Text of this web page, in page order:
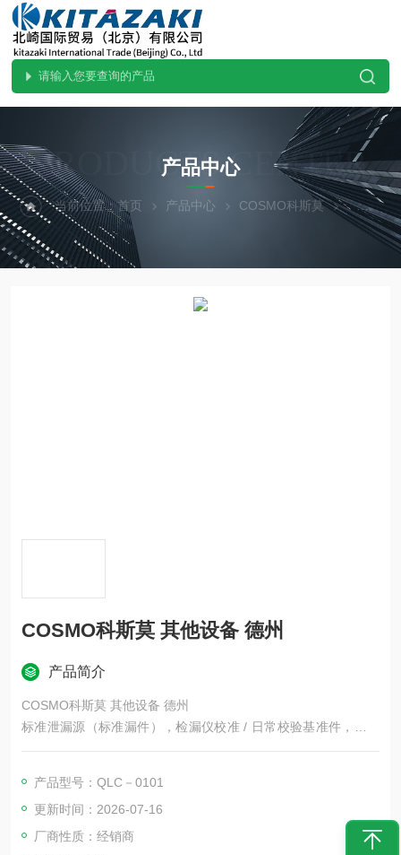
PRODUCTS CENTER
产品中心
当前位置：首页 产品中心 COSMO科斯莫 其他设备
COSMO科斯莫 其他设备 德州
产品简介
COSMO科斯莫 其他设备 德州
标准泄漏源（标准漏件），检漏仪校准 / 日常校验基准件，配套
LS 全系列气密测试仪使用，多用于锂电、医疗配件、MEMS、微
产品型号：QLC－0101
更新时间：2026-07-16
厂商性质：经销商